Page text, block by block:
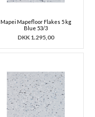
Mapei Mapefloor Flakes 5 kg
Blue 53/3
DKK 1.295,00